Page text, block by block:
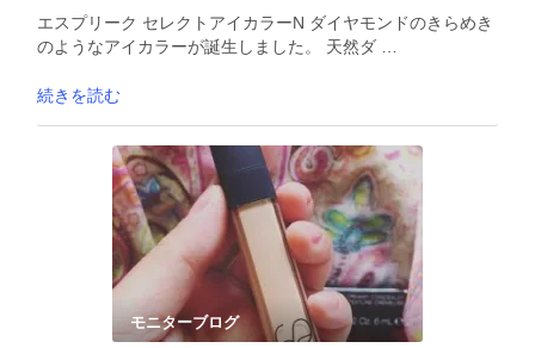
エスプリーク セレクトアイカラーN ダイヤモンドのきらめき
のようなアイカラーが誕生しました。 天然ダ …
続きを読む
モニターブログ